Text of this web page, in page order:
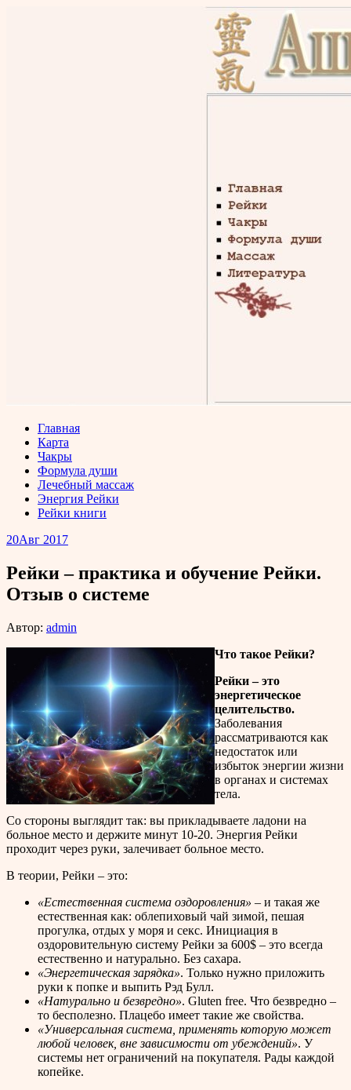
Главная
Карта
Чакры
Формула души
Лечебный массаж
Энергия Рейки
Рейки книги
20Авг 2017
Рейки – практика и обучение Рейки.
Отзыв о системе
Автор: admin
Что такое Рейки?
Рейки – это
энергетическое
целительство.
Заболевания
рассматриваются как
недостаток или
избыток энергии жизни
в органах и системах
тела.
Со стороны выглядит так: вы прикладываете ладони на
больное место и держите минут 10-20. Энергия Рейки
проходит через руки, залечивает больное место.
В теории, Рейки – это:
«Естественная система оздоровления» – и такая же
естественная как: облепиховый чай зимой, пешая
прогулка, отдых у моря и секс. Инициация в
оздоровительную систему Рейки за 600$ – это всегда
естественно и натурально. Без сахара.
«Энергетическая зарядка». Только нужно приложить
руки к попке и выпить Рэд Булл.
«Натурально и безвредно». Gluten free. Что безвредно –
то бесполезно. Плацебо имеет такие же свойства.
«Универсальная система, применять которую может
любой человек, вне зависимости от убеждений». У
системы нет ограничений на покупателя. Рады каждой
копейке.